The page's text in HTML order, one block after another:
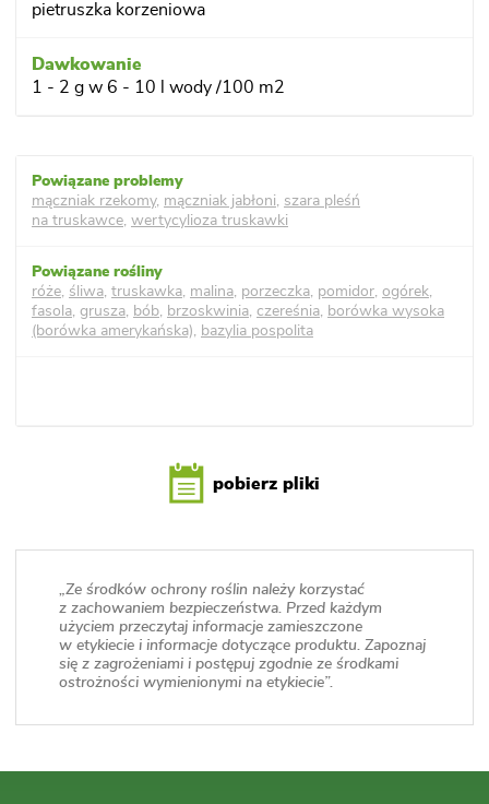
pietruszka korzeniowa
1 - 2 g w 6 - 10 l wody /100 m2
mączniak rzekomy, mączniak jabłoni, szara pleśń
na truskawce, wertycylioza truskawki
róże, śliwa, truskawka, malina, porzeczka, pomidor, ogórek,
fasola, grusza, bób, brzoskwinia, czereśnia, borówka wysoka
(borówka amerykańska), bazylia pospolita
pobierz pliki
„Ze środków ochrony roślin należy korzystać
z zachowaniem bezpieczeństwa. Przed każdym
użyciem przeczytaj informacje zamieszczone
w etykiecie i informacje dotyczące produktu. Zapoznaj
się z zagrożeniami i postępuj zgodnie ze środkami
ostrożności wymienionymi na etykiecie”.